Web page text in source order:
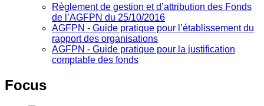
Règlement de gestion et d’attribution des Fonds
de l’AGFPN du 25/10/2016
AGFPN ‐ Guide pratique pour l’établissement du
rapport des organisations
AGFPN ‐ Guide pratique pour la justification
comptable des fonds
Focus